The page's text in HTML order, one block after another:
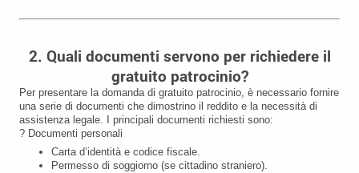
2. Quali documenti servono per richiedere il
gratuito patrocinio?
Per presentare la domanda di gratuito patrocinio, è necessario fornire
una serie di documenti che dimostrino il reddito e la necessità di
assistenza legale. I principali documenti richiesti sono:
? Documenti personali
Carta d’identità e codice fiscale.
Permesso di soggiorno (se cittadino straniero).